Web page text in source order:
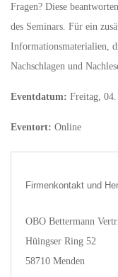
Fragen? Diese
des Seminars. Für ein
Informationsmaterialien,
Nachschlagen und
Eventdatum: Freitag,
Eventort: Online
Firmenkontakt und
OBO Bettermann
Hüingser Ring 52
58710 Menden